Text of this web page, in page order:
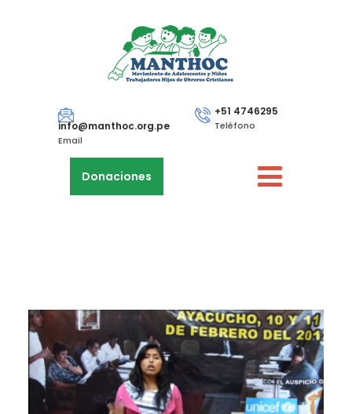
info@manthoc.org.pe
Email
+51 4746295
Teléfono
Donaciones